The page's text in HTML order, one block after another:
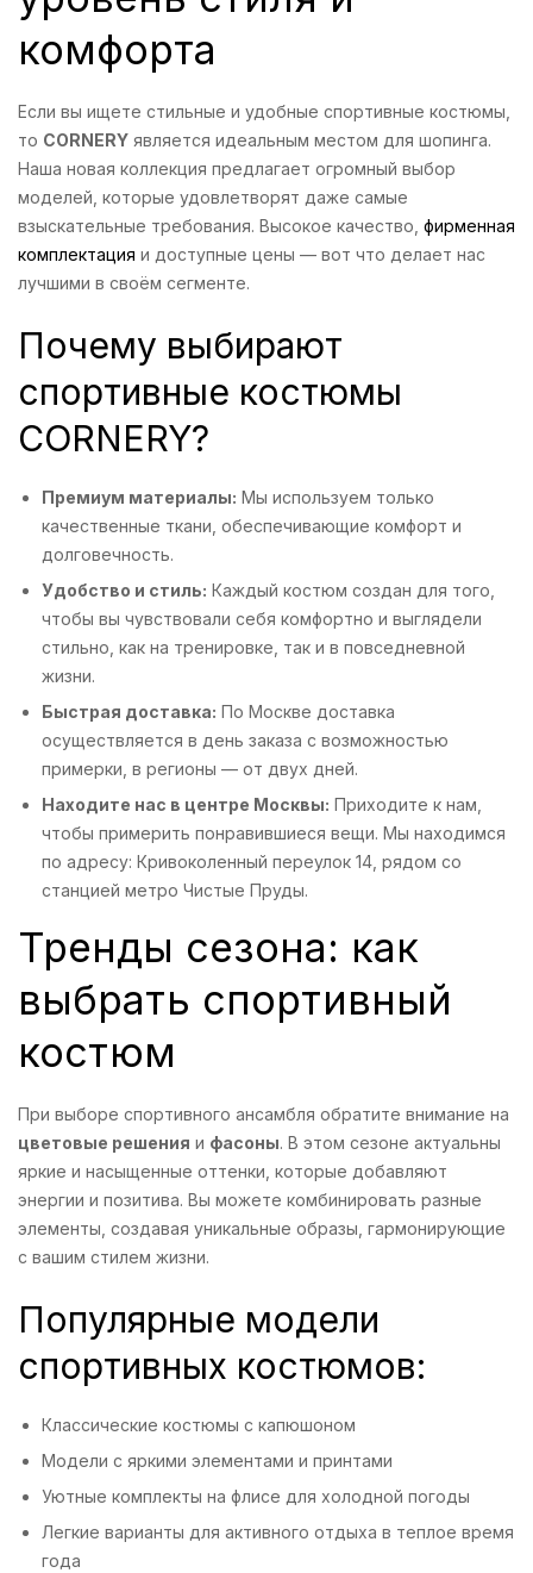
комфорта
Если вы ищете стильные и удобные спортивные костюмы,
то CORNERY является идеальным местом для шопинга.
Наша новая коллекция предлагает огромный выбор
моделей, которые удовлетворят даже самые
взыскательные требования. Высокое качество, фирменная
комплектация и доступные цены — вот что делает нас
лучшими в своём сегменте.
Почему выбирают
спортивные костюмы
CORNERY?
Премиум материалы: Мы используем только
качественные ткани, обеспечивающие комфорт и
долговечность.
Удобство и стиль: Каждый костюм создан для того,
чтобы вы чувствовали себя комфортно и выглядели
стильно, как на тренировке, так и в повседневной
жизни.
Быстрая доставка: По Москве доставка
осуществляется в день заказа с возможностью
примерки, в регионы — от двух дней.
Находите нас в центре Москвы: Приходите к нам,
чтобы примерить понравившиеся вещи. Мы находимся
по адресу: Кривоколенный переулок 14, рядом со
станцией метро Чистые Пруды.
Тренды сезона: как
выбрать спортивный
костюм
При выборе спортивного ансамбля обратите внимание на
цветовые решения и фасоны. В этом сезоне актуальны
яркие и насыщенные оттенки, которые добавляют
энергии и позитива. Вы можете комбинировать разные
элементы, создавая уникальные образы, гармонирующие
с вашим стилем жизни.
Популярные модели
спортивных костюмов:
Классические костюмы с капюшоном
Модели с яркими элементами и принтами
Уютные комплекты на флисе для холодной погоды
Легкие варианты для активного отдыха в теплое время
года